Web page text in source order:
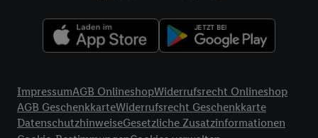
Mindestbestellwert angegeben ist, beträgt der
Mindestbestellwert 79 €. Sollte der jeweils geltende
Mindestbestellwert nachträglich in Folge einer Teilretoure
Rechnung zu stellen. Coupon wird nach Aktivierung
automatisch im Bestellprozess, sofern mit Lidl Plus Konto im
Onlineshop angemeldet, abgezogen. Gilt nicht für Lidl Fotos,
ImpressumAGB OnlineshopWiderrufsrecht Onlineshop
AGB GeschenkkarteWiderrufsrecht Geschenkkarte
DatenschutzhinweiseGesetzliche Zusatzinformationen